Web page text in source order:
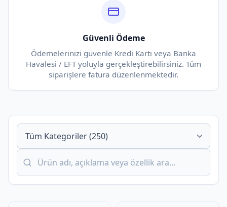
Güvenli Ödeme
Ödemelerinizi güvenle Kredi Kartı veya Banka
Havalesi / EFT yoluyla gerçekleştirebilirsiniz. Tüm
siparişlere fatura düzenlenmektedir.